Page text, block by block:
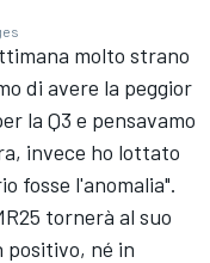
molto strano
di avere la peggior
la Q3 e pensavamo
invece ho lottato
fosse l'anomalia".
tornerà al suo
positivo, né in